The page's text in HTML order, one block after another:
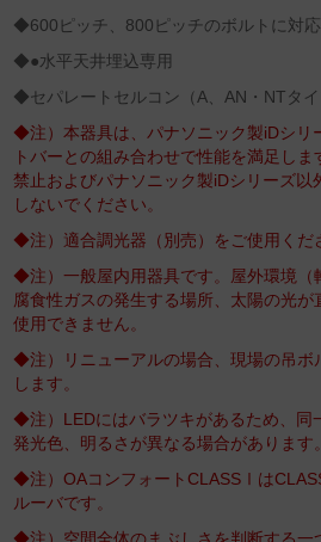
◆600ピッチ、800ピッチのボルトに対応
◆●水平天井埋込専用
◆セパレートセルコン（A、AN・NTタ
◆注）本器具は、パナソニック製iDシリ
トバーとの組み合わせで性能を満足し
禁止およびパナソニック製iDシリーズ以
しないでください。
◆注）適合調光器（別売）をご使用くだ
◆注）一般屋内用器具です。屋外環境（
腐食性ガスの発生する場所、太陽の光が
使用できません。
◆注）リニューアルの場合、現場の吊ボ
します。
◆注）LEDにはバラツキがあるため、同
発光色、明るさが異なる場合があります。
◆注）OAコンフォートCLASSⅠは
ルーバです。